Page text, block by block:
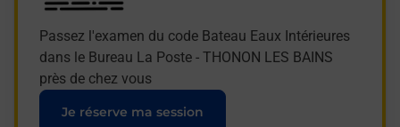
Passez l'examen du code Bateau Eaux Intérieures
dans le Bureau La Poste - THONON LES BAINS
près de chez vous
Je réserve ma session